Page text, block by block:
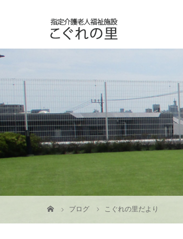
ブログ こぐれの里だより